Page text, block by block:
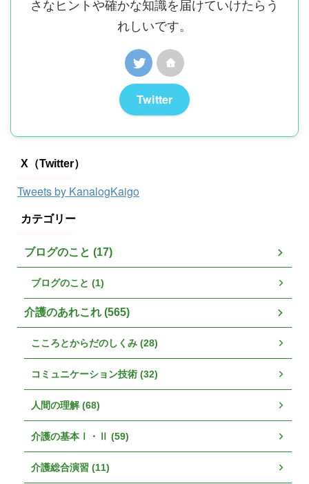
さなヒントや確かな知識を届けていけたらう
れしいです。
Twitter
X（Twitter）
Tweets by KanalogKaigo
カテゴリー
ブログのこと (17)
ブログのこと (1)
介護のあれこれ (565)
こころとからだのしくみ (28)
コミュニケーション技術 (32)
人間の理解 (68)
介護の基本Ⅰ・Ⅱ (59)
介護総合演習 (11)